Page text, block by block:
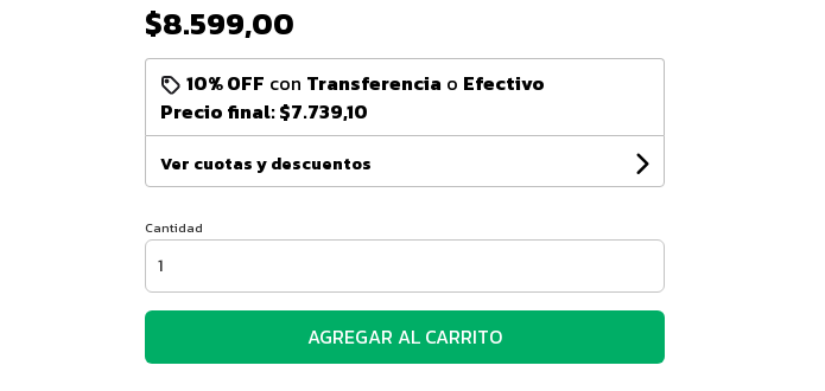
$8.599,00
10% OFF con Transferencia o Efectivo
Precio final:$7.739,10
Ver cuotas y descuentos
Cantidad
AGREGAR AL CARRITO